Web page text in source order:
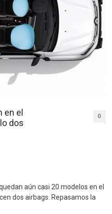
en el
dos
0
aún casi 20 modelos en el
dos airbags. Repasamos la